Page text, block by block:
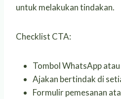
untuk melakukan tindakan.
Checklist CTA:
Tombol WhatsApp
Ajakan bertindak di
Formulir pemesanan